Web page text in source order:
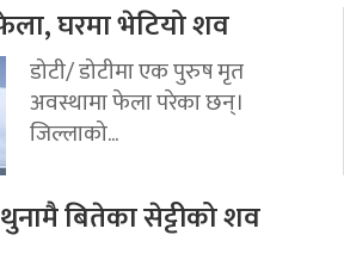
घरमा भेटियो शव
डोटी/ डोटीमा एक पुरुष मृत
अवस्थामा फेला परेका छन्।
जिल्लाको...
बितेका सेट्टीको शव